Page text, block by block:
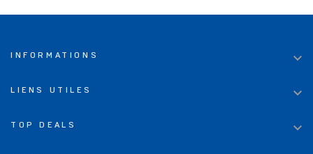
INFORMATIONS 
LIENS UTILES 
TOP DEALS 